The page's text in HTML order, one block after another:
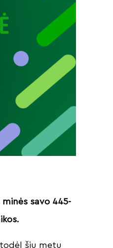
savo 445-
šių metų